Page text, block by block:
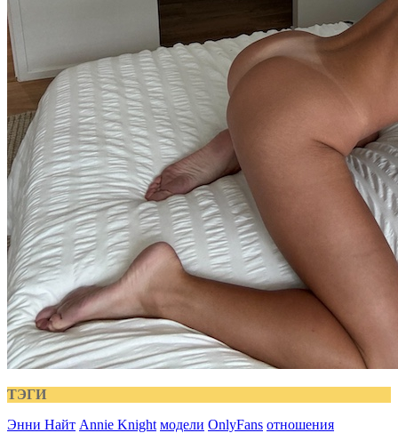
ТЭГИ
Энни Найт Annie Knight модели OnlyFans отношения